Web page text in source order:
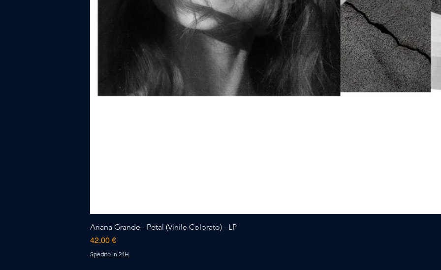
Ariana Grande - Petal (Vinile Colorato) - LP
Prezzo
42,00 €
Spedito in 24H